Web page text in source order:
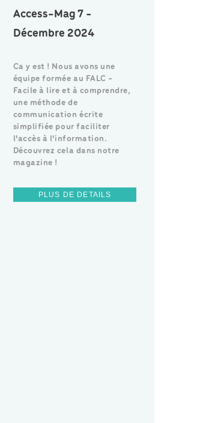
Access-Mag 7 -
Décembre 2024
Ca y est ! Nous avons une
équipe formée au FALC -
Facile à lire et à comprendre,
une méthode de
communication écrite
simplifiée pour faciliter
l'accès à l'information.
Découvrez cela dans notre
magazine !
PLUS DE DETAILS